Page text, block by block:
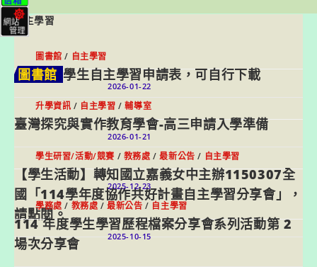
自主學習
圖書館 / 自主學習
圖書館 學生自主學習申請表，可自行下載
2026-01-22
升學資訊 / 自主學習 /輔導室
臺灣探究與實作教育學會-高三申請入學準備
2026-01-21
學生研習/活動/競賽 / 教務處 /最新公告 / 自主學習
【學生活動】轉知國立嘉義女中主辦1150307全
國「114學年度協作共好計畫自主學習分享會」，
請點閱。
2025-12-23
學務處 / 教務處 /最新公告 / 自主學習
114 年度學生學習歷程檔案分享會系列活動第 2
場次分享會
2025-10-15